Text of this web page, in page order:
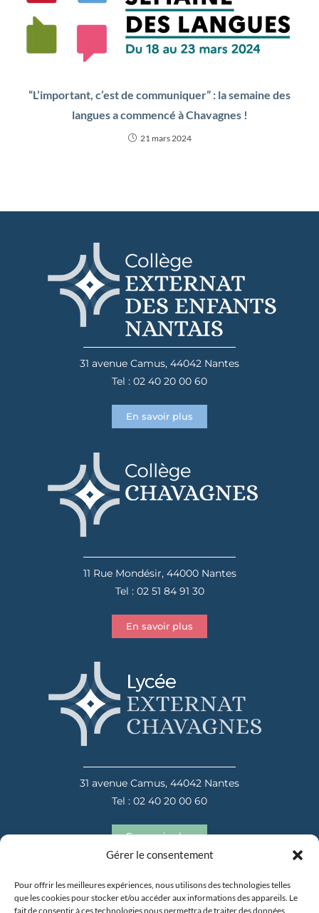
Gérer le consentement
Pour offrir les meilleures expériences, nous utilisons des technologies telles
que les cookies pour stocker et/ou accéder aux informations des appareils. Le
fait de consentir à ces technologies nous permettra de traiter des données
“L’important, c’est de communiquer” : la semaine des
langues a commencé à Chavagnes !
21 mars 2024
31 avenue Camus, 44042 Nantes
Tel : 02 40 20 00 60
En savoir plus
11 Rue Mondésir, 44000 Nantes
Tel : 02 51 84 91 30
En savoir plus
31 avenue Camus, 44042 Nantes
Tel : 02 40 20 00 60
En savoir plus